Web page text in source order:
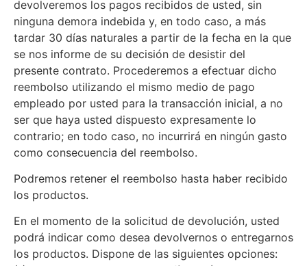
devolveremos los pagos recibidos de usted, sin
ninguna demora indebida y, en todo caso, a más
tardar 30 días naturales a partir de la fecha en la que
se nos informe de su decisión de desistir del
presente contrato. Procederemos a efectuar dicho
reembolso utilizando el mismo medio de pago
empleado por usted para la transacción inicial, a no
ser que haya usted dispuesto expresamente lo
contrario; en todo caso, no incurrirá en ningún gasto
como consecuencia del reembolso.
Podremos retener el reembolso hasta haber recibido
los productos.
En el momento de la solicitud de devolución, usted
podrá indicar como desea devolvernos o entregarnos
los productos. Dispone de las siguientes opciones: